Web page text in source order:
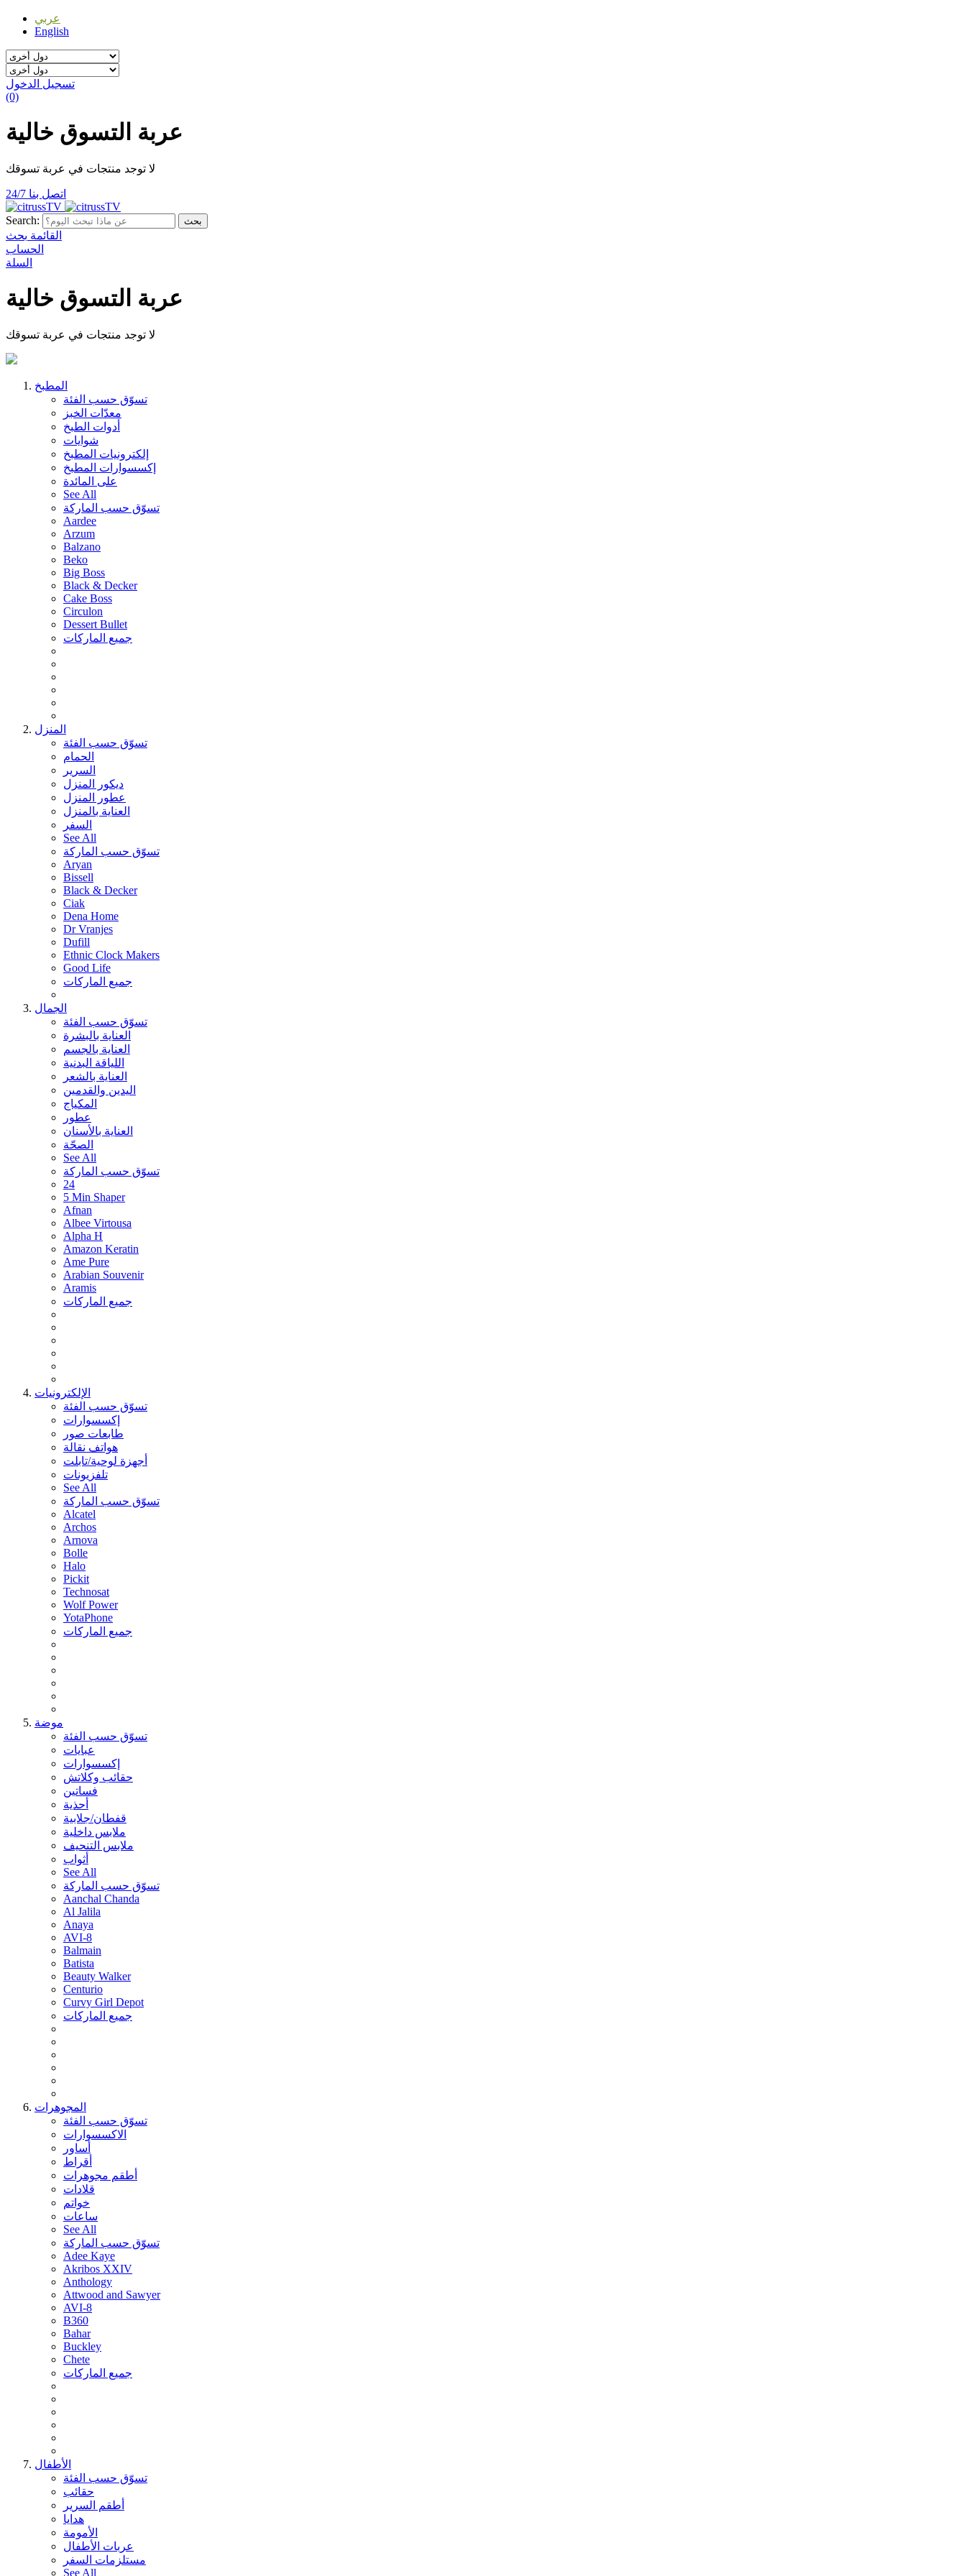
عربي
English
تسجيل الدخول
(0)
عربة التسوق خالية
لا توجد منتجات في عربة تسوقك
اتصل بنا 24/7
Search: بحث
القائمة بحث
الحساب
السلة
عربة التسوق خالية
لا توجد منتجات في عربة تسوقك
المطبخ
تسوّق حسب الفئة
معدّات الخبز
أدوات الطبخ
شوايات
إلكترونيات المطبخ
إكسسوارات المطبخ
على المائدة
See All
تسوّق حسب الماركة
Aardee
Arzum
Balzano
Beko
Big Boss
Black & Decker
Cake Boss
Circulon
Dessert Bullet
جميع الماركات
المنزل
تسوّق حسب الفئة
الحمام
السرير
ديكور المنزل
عطور المنزل
العناية بالمنزل
السفر
See All
تسوّق حسب الماركة
Aryan
Bissell
Black & Decker
Ciak
Dena Home
Dr Vranjes
Dufill
Ethnic Clock Makers
Good Life
جميع الماركات
الجمال
تسوّق حسب الفئة
العناية بالبشرة
العناية بالجسم
اللياقة البدنية
العناية بالشعر
اليدين والقدمين
المكياج
عطور
العناية بالأسنان
الصحّة
See All
تسوّق حسب الماركة
24
5 Min Shaper
Afnan
Albee Virtousa
Alpha H
Amazon Keratin
Ame Pure
Arabian Souvenir
Aramis
جميع الماركات
الإلكترونيات
تسوّق حسب الفئة
إكسسوارات
طابعات صور
هواتف نقالة
أجهزة لوحية/تابلت
تلفزيونات
See All
تسوّق حسب الماركة
Alcatel
Archos
Arnova
Bolle
Halo
Pickit
Technosat
Wolf Power
YotaPhone
جميع الماركات
موضة
تسوّق حسب الفئة
عبايات
إكسسوارات
حقائب وكلاتش
فساتين
أحذية
قفطان/جلابية
ملابس داخلية
ملابس التنحيف
أثواب
See All
تسوّق حسب الماركة
Aanchal Chanda
Al Jalila
Anaya
AVI-8
Balmain
Batista
Beauty Walker
Centurio
Curvy Girl Depot
جميع الماركات
المجوهرات
تسوّق حسب الفئة
الاكسسوارات
أساور
أقراط
أطقم مجوهرات
قلادات
خواتم
ساعات
See All
تسوّق حسب الماركة
Adee Kaye
Akribos XXIV
Anthology
Attwood and Sawyer
AVI-8
B360
Bahar
Buckley
Chete
جميع الماركات
الأطفال
تسوّق حسب الفئة
حقائب
أطقم السرير
هدايا
الأمومة
عربات الأطفال
مستلزمات السفر
See All